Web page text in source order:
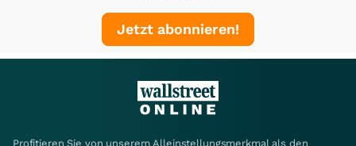
Jetzt abonnieren!
Profitieren Sie von unserem Alleinstellungsmerkmal als den